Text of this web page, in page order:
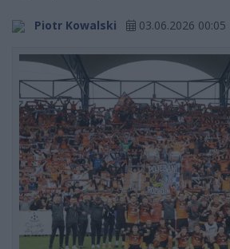
Piotr Kowalski 03.06.2026 00:05